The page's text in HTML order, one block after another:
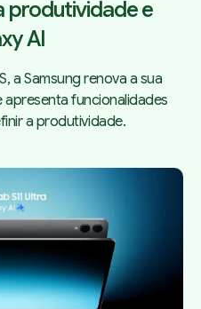
produtividade e
AI
a Samsung renova a sua
funcionalidades
a produtividade.